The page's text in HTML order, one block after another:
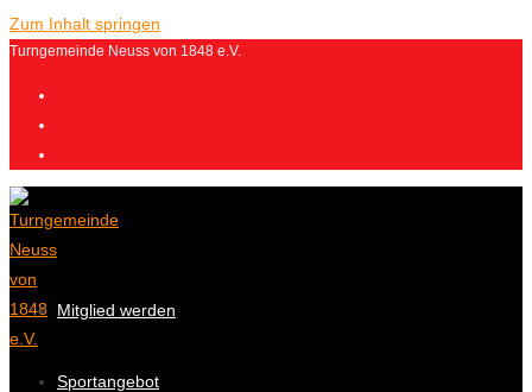
Zum Inhalt springen
Turngemeinde Neuss von 1848 e.V.
Mitglied werden
Sportangebot